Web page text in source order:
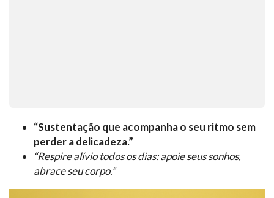
“Sustentação que acompanha o seu ritmo sem
perder a delicadeza.”
“Respire alívio todos os dias: apoie seus sonhos,
abrace seu corpo.”